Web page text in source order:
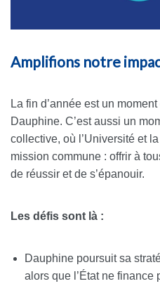
Amplifions notre
La fin d’année est un
Dauphine. C’est aussi un
collective, où l’Université et
mission commune : offrir à
de réussir et de s’épanouir.
Les défis sont là :
Dauphine poursuit sa
alors que l’État ne finance